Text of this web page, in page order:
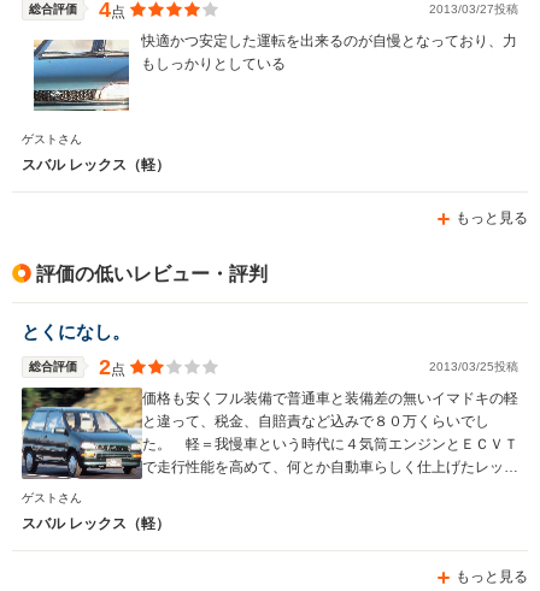
総合評価 4点 2013/03/27投稿
快適かつ安定した運転を出来るのが自慢となっており、力
もしっかりとしている
ゲストさん
スバル レックス（軽）
もっと見る
評価の低いレビュー・評判
とくになし。
総合評価 2点 2013/03/25投稿
価格も安くフル装備で普通車と装備差の無いイマドキの軽
と違って、税金、自賠責など込みで８０万くらいでし
た。 軽＝我慢車という時代に４気筒エンジンとＥＣＶＴ
で走行性能を高めて、何とか自動車らしく仕上げたレック
だったと思います。
ゲストさん
スバル レックス（軽）
もっと見る